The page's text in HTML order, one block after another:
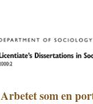
Arbetet som en